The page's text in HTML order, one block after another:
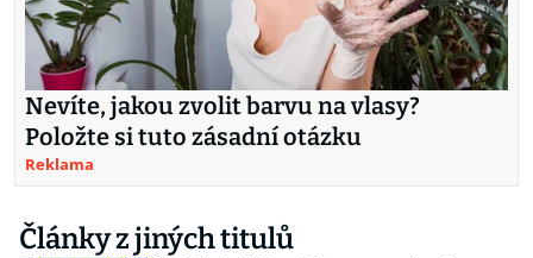
Nevíte, jakou zvolit barvu na vlasy?
Položte si tuto zásadní otázku
Reklama
Články z jiných titulů